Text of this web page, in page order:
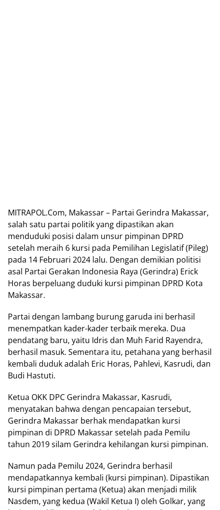
MITRAPOL.Com, Makassar – Partai Gerindra Makassar,
salah satu partai politik yang dipastikan akan
menduduki posisi dalam unsur pimpinan DPRD
setelah meraih 6 kursi pada Pemilihan Legislatif (Pileg)
pada 14 Februari 2024 lalu. Dengan demikian politisi
asal Partai Gerakan Indonesia Raya (Gerindra) Erick
Horas berpeluang duduki kursi pimpinan DPRD Kota
Makassar.
Partai dengan lambang burung garuda ini berhasil
menempatkan kader-kader terbaik mereka. Dua
pendatang baru, yaitu Idris dan Muh Farid Rayendra,
berhasil masuk. Sementara itu, petahana yang berhasil
kembali duduk adalah Eric Horas, Pahlevi, Kasrudi, dan
Budi Hastuti.
Ketua OKK DPC Gerindra Makassar, Kasrudi,
menyatakan bahwa dengan pencapaian tersebut,
Gerindra Makassar berhak mendapatkan kursi
pimpinan di DPRD Makassar setelah pada Pemilu
tahun 2019 silam Gerindra kehilangan kursi pimpinan.
Namun pada Pemilu 2024, Gerindra berhasil
mendapatkannya kembali (kursi pimpinan). Dipastikan
kursi pimpinan pertama (Ketua) akan menjadi milik
Nasdem, yang kedua (Wakil Ketua I) oleh Golkar, yang